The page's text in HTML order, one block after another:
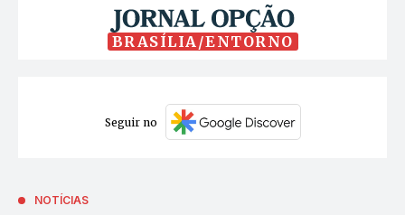
BRASÍLIA/ENTORNO
Seguir no
NOTÍCIAS